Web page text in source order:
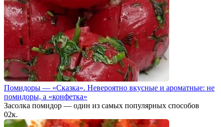
Помидоры — «Сказка». Невероятно вкусные и ароматные: не
помидоры, а «конфетка»
Засолка помидор — один из самых популярных способов
02к.